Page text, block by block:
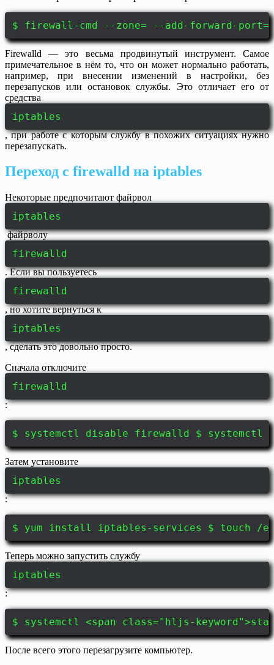
$ firewall-cmd --zone= --add-forward-
Firewalld — это весьма продвинутый инструмент. Самое
примечательное в нём то, что он может нормально работать,
например, при внесении изменений в настройки, без
перезапусков или остановок службы. Это отличает его от
средства
iptables
, при работе с которым службу в похожих ситуациях нужно
перезапускать.
Переход с firewalld на iptables
Некоторые предпочитают файрвол
iptables
файрволу
firewalld
. Если вы пользуетесь
firewalld
, но хотите вернуться к
iptables
, сделать это довольно просто.
Сначала отключите
firewalld
:
$ systemctl disable firewalld $ systemctl
Затем установите
iptables
:
$ yum install iptables-services $ touch /
Теперь можно запустить службу
iptables
:
$ systemctl <span class="hljs-
После всего этого перезагрузите компьютер.